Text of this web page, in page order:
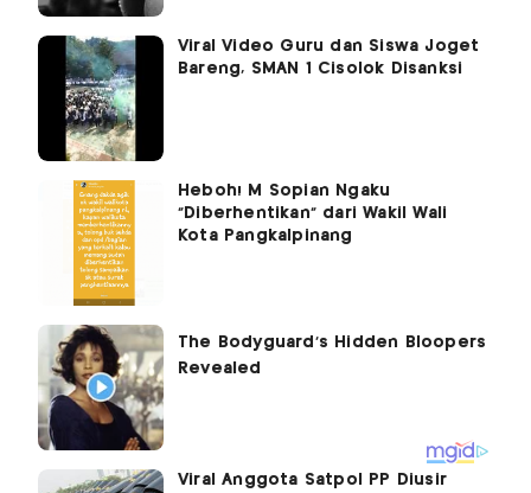
Viral Video Guru dan Siswa Joget
Bareng, SMAN 1 Cisolok Disanksi
Heboh! M Sopian Ngaku
"Diberhentikan" dari Wakil Wali
Kota Pangkalpinang
Viral Anggota Satpol PP Diusir